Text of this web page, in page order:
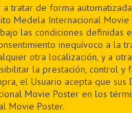
tratar de forma
Medela Internacional
las condiciones definidas
inequívoco a la
otra localización, y a
la prestación, control y
el Usuario acepta que sus
Movie Poster en los
Movie Poster.